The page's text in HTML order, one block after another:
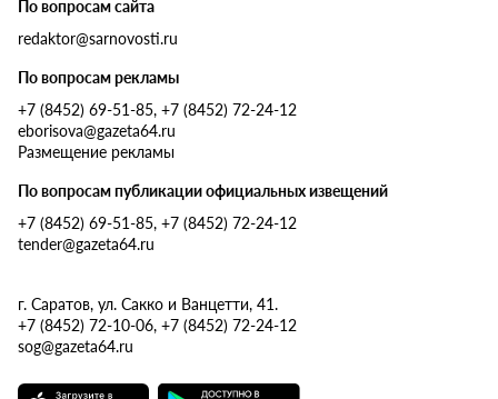
По вопросам сайта
redaktor@sarnovosti.ru
По вопросам рекламы
+7 (8452) 69-51-85, +7 (8452) 72-24-12
eborisova@gazeta64.ru
Размещение рекламы
По вопросам публикации официальных извещений
+7 (8452) 69-51-85, +7 (8452) 72-24-12
tender@gazeta64.ru
г. Саратов, ул. Сакко и Ванцетти, 41.
+7 (8452) 72-10-06, +7 (8452) 72-24-12
sog@gazeta64.ru